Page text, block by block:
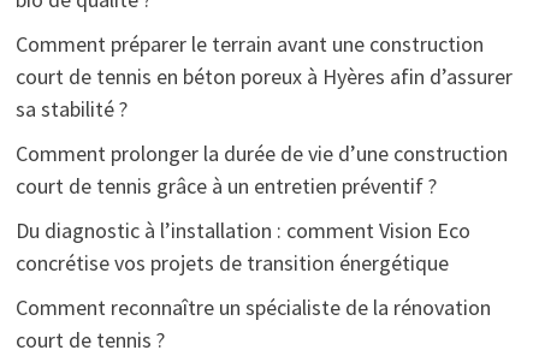
Comment préparer le terrain avant une construction
court de tennis en béton poreux à Hyères afin d’assurer
sa stabilité ?
Comment prolonger la durée de vie d’une construction
court de tennis grâce à un entretien préventif ?
Du diagnostic à l’installation : comment Vision Eco
concrétise vos projets de transition énergétique
Comment reconnaître un spécialiste de la rénovation
court de tennis ?